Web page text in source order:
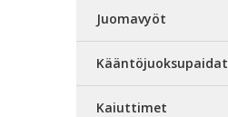
Juomavyöt
Kääntöjuoksupaidat
Kaiuttimet